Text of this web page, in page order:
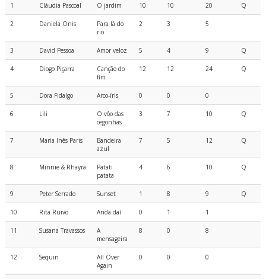
1 Cláudia Pascoal O jardim 10 10 20 Q
2 Daniela Onis
Para lá do
rio
2 3 5
3 David Pessoa Amor veloz 5 4 9 Q
4 Diogo Piçarra
Canção do
fim
12 12 24 Q
5 Dora Fidalgo Arco-íris 0 0 0
6 Lili
O vôo das
cegonhas
3 7 10 Q
7 Maria Inês Paris
Bandeira
azul
7 5 12 Q
8 Minnie & Rhayra
Patati
patata
4 6 10 Q
9 Peter Serrado Sunset 1 8 9 Q
10 Rita Ruivo Anda daí 0 1 1
11 Susana Travassos
A
mensageira
8 0 8
12 Sequin
All Over
Again
0 0 0